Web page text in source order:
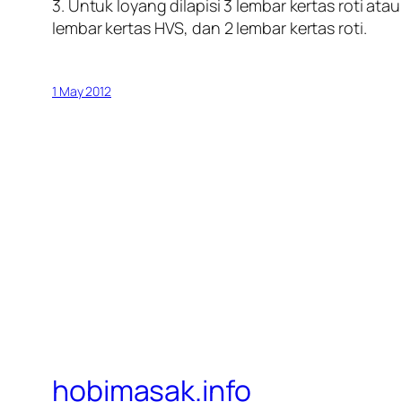
3. Untuk loyang dilapisi 3 lembar kertas roti
lembar kertas HVS, dan 2 lembar kertas roti.
1 May 2012
hobimasak.info